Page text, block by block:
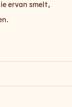
ervan smelt,